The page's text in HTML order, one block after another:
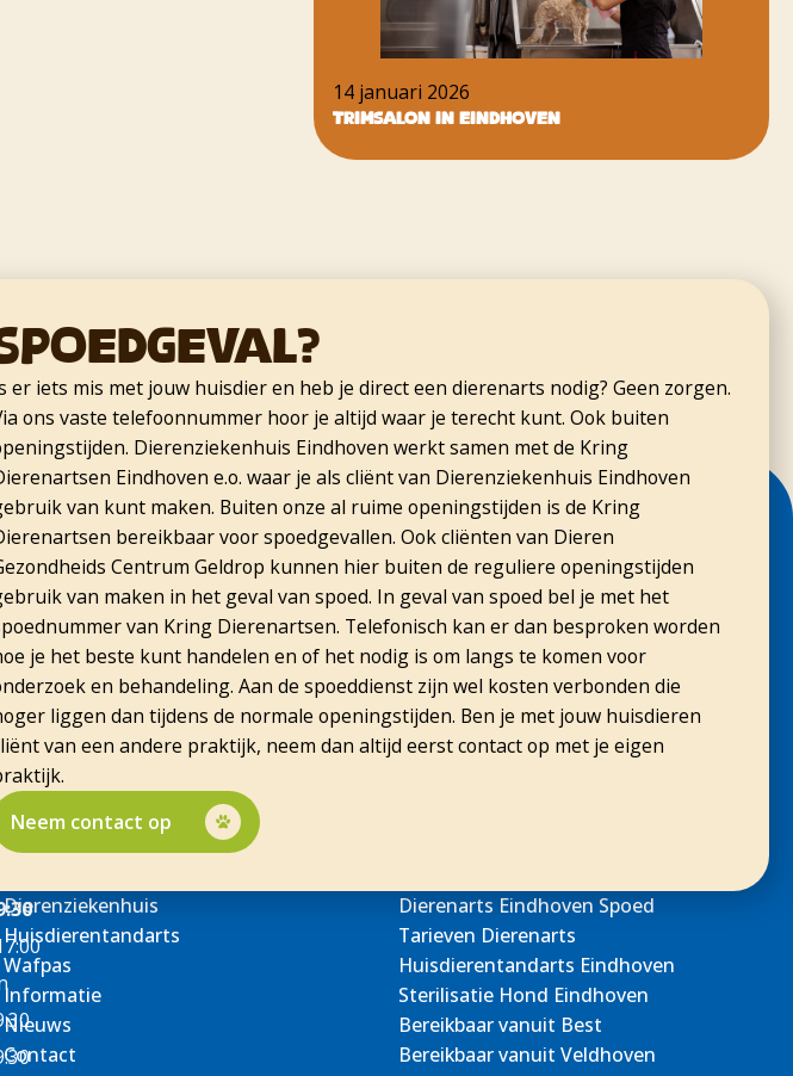
14 januari 2026
Trimsalon in Eindhoven
er iets mis met jouw huisdier en heb je direct een dierenarts nodig? Geen zorgen.
ons vaste telefoonnummer hoor je altijd waar je terecht kunt. Ook buiten
Dierenziekenhuis Eindhoven werkt samen met de Kring
Eindhoven e.o. waar je als cliënt van Dierenziekenhuis Eindhoven
van kunt maken. Buiten onze al ruime openingstijden is de Kring
bereikbaar voor spoedgevallen. Ook cliënten van Dieren
Centrum Geldrop kunnen hier buiten de reguliere openingstijden
van maken in het geval van spoed. In geval van spoed bel je met het
van Kring Dierenartsen. Telefonisch kan er dan besproken worden
je het beste kunt handelen en of het nodig is om langs te komen voor
en behandeling. Aan de spoeddienst zijn wel kosten verbonden die
liggen dan tijdens de normale openingstijden. Ben je met jouw huisdieren
van een andere praktijk, neem dan altijd eerst contact op met je eigen
Neem contact op
Dierenziekenhuis
Huisdierentandarts
Wafpas
Informatie
Nieuws
Contact
Dierenarts Eindhoven Spoed
Tarieven Dierenarts
Huisdierentandarts Eindhoven
Sterilisatie Hond Eindhoven
Bereikbaar vanuit Best
Bereikbaar vanuit Veldhoven